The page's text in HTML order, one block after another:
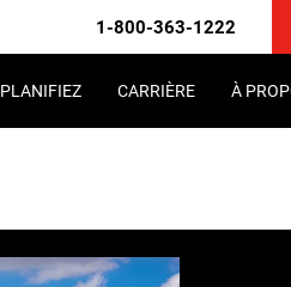
1-800-363-1222
PLANIFIEZ CARRIÈRE À